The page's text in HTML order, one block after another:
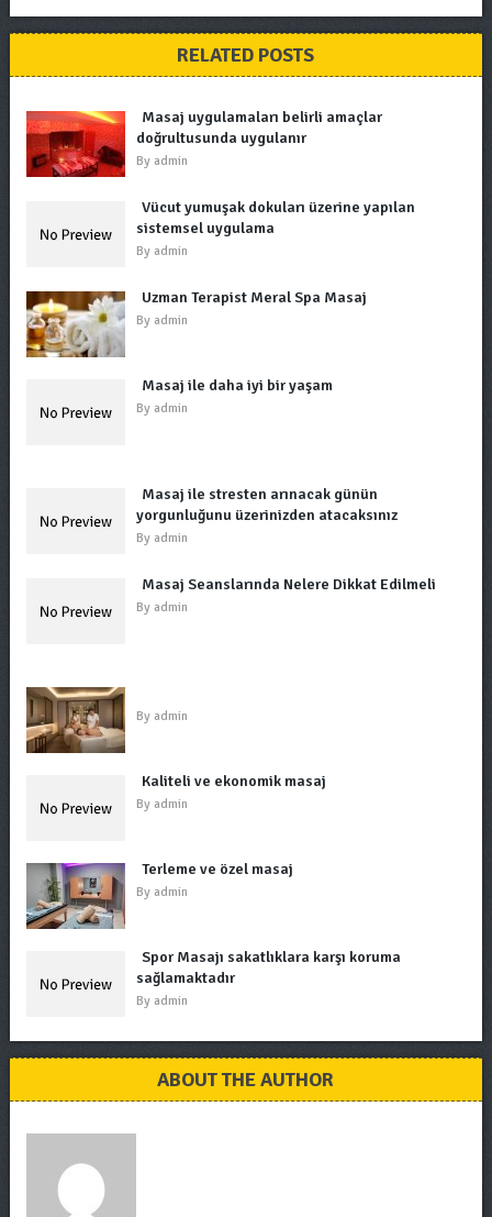
RELATED POSTS
Masaj uygulamaları belirli amaçlar
doğrultusunda uygulanır
By admin
Vücut yumuşak dokuları üzerine yapılan
sistemsel uygulama
By admin
Uzman Terapist Meral Spa Masaj
By admin
Masaj ile daha iyi bir yaşam
By admin
Masaj ile stresten arınacak günün
yorgunluğunu üzerinizden atacaksınız
By admin
Masaj Seanslarında Nelere Dikkat Edilmeli
By admin
By admin
Kaliteli ve ekonomik masaj
By admin
Terleme ve özel masaj
By admin
Spor Masajı sakatlıklara karşı koruma
sağlamaktadır
By admin
ABOUT THE AUTHOR